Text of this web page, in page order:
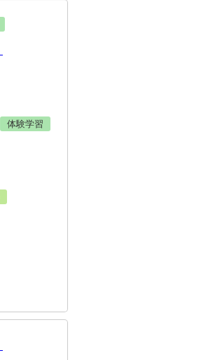
体験学習